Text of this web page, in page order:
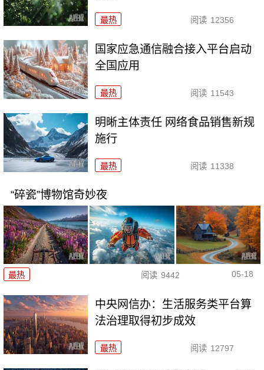
最热 阅读 12356
国家应急通信融合接入平台启动
全国应用
最热 阅读 11543
明晰主体责任 网络食品销售新规
施行
最热 阅读 11338
“碎瓷”博物馆奇妙夜
最热 阅读 9442 05-18
中央网信办：生活服务类平台算
法治理取得初步成效
最热 阅读 12797